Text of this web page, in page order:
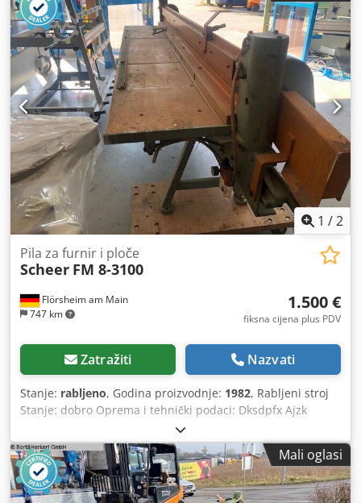
1 /2
Flörsheim am Main
747 km
Pila za furnir i ploče
Scheer FM 8-3100
1.500 €
fiksna cijena plus PDV
Zatražiti Nazvati
Stanje: rabljeno, Godina proizvodnje: 1982, Rabljeni stroj
Stanje: dobro Oprema i tehnički podaci: Dksdpfx Ajzk
Nvtonzjr Dužina rezanja mm: 3.100 Visina rezanja mm: 45
Promjer lista pile mm: 180 Dubina do graničnika mm: 500
Glavni motor kW: 1,8 Pneumatski stezači Stražnji graničnik
Težina cca. kg: 400 Lokacija: Flörsheim Dostupnost:
kratkoročno
Mali oglasi